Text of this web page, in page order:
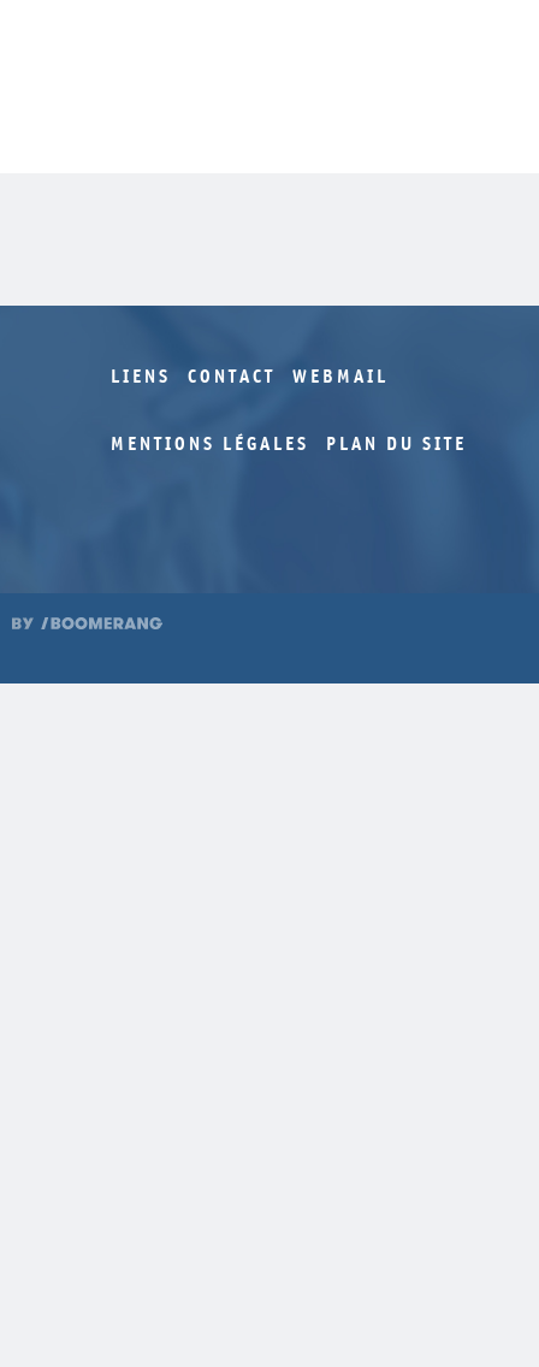
LIENS CONTACT WEBMAIL
MENTIONS LÉGALES PLAN DU SITE